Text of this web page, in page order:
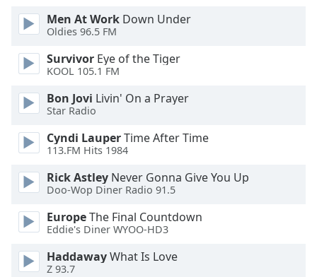
Color
Opacity
Caption
Background
Color
Opacity
Font
Size
Men At Work Down Under
Oldies 96.5 FM
Survivor Eye of the Tiger
KOOL 105.1 FM
Bon Jovi Livin' On a Prayer
Star Radio
Cyndi LauperTime After Time
113.FM Hits 1984
Rick Astley Never Gonna Give You Up
Doo-Wop Diner Radio 91.5
EuropeThe Final Countdown
Eddie's Diner WYOO-HD3
HaddawayWhat Is Love
Z 93.7